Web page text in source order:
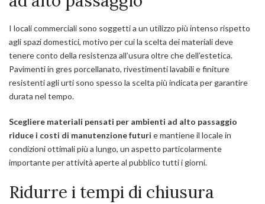
I locali commerciali sono soggetti a un utilizzo più intenso rispetto
agli spazi domestici, motivo per cui la scelta dei materiali deve
tenere conto della resistenza all’usura oltre che dell’estetica.
Pavimenti in gres porcellanato, rivestimenti lavabili e finiture
resistenti agli urti sono spesso la scelta più indicata per garantire
durata nel tempo.
Scegliere materiali pensati per ambienti ad alto passaggio
riduce i costi di manutenzione futuri e mantiene il locale in
condizioni ottimali più a lungo, un aspetto particolarmente
importante per attività aperte al pubblico tutti i giorni.
Ridurre i tempi di chiusura